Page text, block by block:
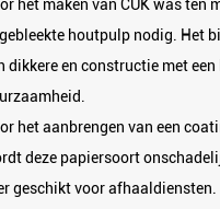
het maken van CUK was ten
houtpulp nodig. Het
dikkere en constructie met een
het aanbrengen van een
deze papiersoort
geschikt voor afhaaldiensten.